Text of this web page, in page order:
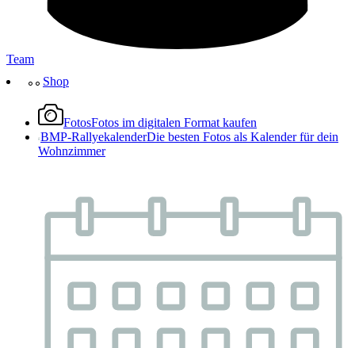
Team
Shop
FotosFotos im digitalen Format kaufen
BMP-RallyekalenderDie besten Fotos als Kalender für dein
Wohnzimmer